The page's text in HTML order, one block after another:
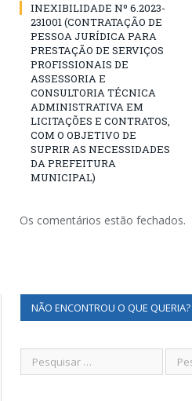
INEXIBILIDADE Nº 6.2023-
231001 (CONTRATAÇÃO DE
PESSOA JURÍDICA PARA
PRESTAÇÃO DE SERVIÇOS
PROFISSIONAIS DE
ASSESSORIA E
CONSULTORIA TÉCNICA
ADMINISTRATIVA EM
LICITAÇÕES E CONTRATOS,
COM O OBJETIVO DE
SUPRIR AS NECESSIDADES
DA PREFEITURA
MUNICIPAL)
Os comentários estão fechados.
NÃO ENCONTROU O QUE QUERIA?